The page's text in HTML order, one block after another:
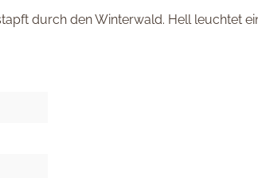
durch den Winterwald. Hell leuchtet